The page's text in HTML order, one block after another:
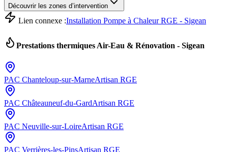
Découvrir les zones d’intervention
Lien connexe :Installation Pompe à Chaleur RGE - Sigean
Prestations thermiques Air-Eau & Rénovation - Sigean
PAC Chanteloup-sur-MarneArtisan RGE
PAC Châteauneuf-du-GardArtisan RGE
PAC Neuville-sur-LoireArtisan RGE
PAC Verrières-les-PinsArtisan RGE